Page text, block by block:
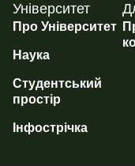
Університет
Про Університет
Наука
Студентський
простір
Інфострічка